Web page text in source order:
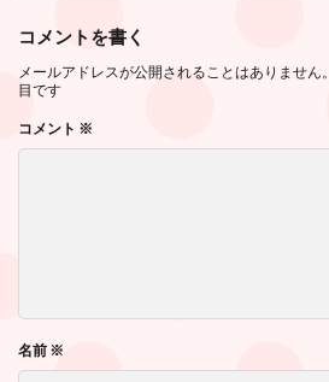
コメントを書く
メールアドレスが公開されることはありません。
目です
コメント ※
名前 ※